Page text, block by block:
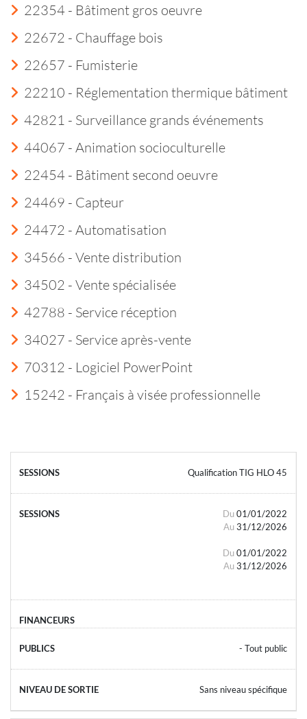
22354 - Bâtiment gros oeuvre
22672 - Chauffage bois
22657 - Fumisterie
22210 - Réglementation thermique bâtiment
42821 - Surveillance grands événements
44067 - Animation socioculturelle
22454 - Bâtiment second oeuvre
24469 - Capteur
24472 - Automatisation
34566 - Vente distribution
34502 - Vente spécialisée
42788 - Service réception
34027 - Service après-vente
70312 - Logiciel PowerPoint
15242 - Français à visée professionnelle
Qualification TIG HLO 45
Du 01/01/2022
Au 31/12/2026
Du 01/01/2022
Au 31/12/2026
- Tout public
Sans niveau spécifique